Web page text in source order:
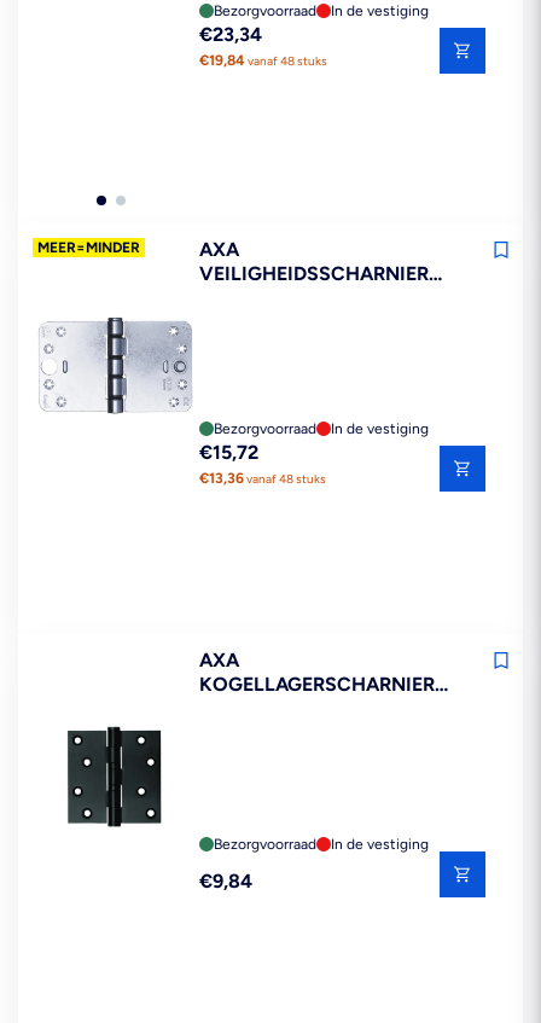
Bezorgvoorraad In de vestiging
Reguliere
prijs
€23,34
€19,84vanaf 48 stuks
MEER=MINDER
AXA
VEILIGHEIDSSCHARNIER
Bezorgvoorraad In de vestiging
Reguliere
prijs
€15,72
€13,36vanaf 48 stuks
AXA
KOGELLAGERSCHARNIER
Bezorgvoorraad In de vestiging
Reguliere
€9,84